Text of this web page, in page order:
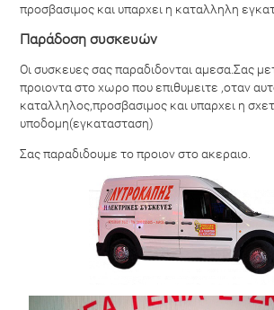
προσβασιμος και υπαρχει η καταλληλη
Παράδοση συσκευών
Οι συσκευες σας παραδιδονται αμεσα.Σας
προιοντα στο χωρο που επιθυμειτε ,οταν
καταλληλος,προσβασιμος και υπαρχει η
υποδομη(εγκατασταση)
Σας παραδιδουμε το προιον στο ακεραιο.